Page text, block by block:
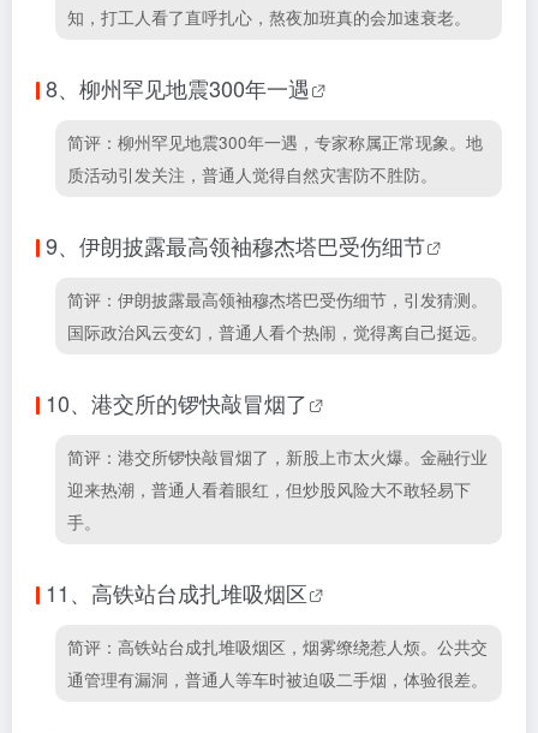
知，打工人看了直呼扎心，熬夜加班真的会加速衰老。
8、 柳州罕见地震300年一遇
简评：柳州罕见地震300年一遇，专家称属正常现象。地
质活动引发关注，普通人觉得自然灾害防不胜防。
9、 伊朗披露最高领袖穆杰塔巴受伤细节
简评：伊朗披露最高领袖穆杰塔巴受伤细节，引发猜测。
国际政治风云变幻，普通人看个热闹，觉得离自己挺远。
10、 港交所的锣快敲冒烟了
简评：港交所锣快敲冒烟了，新股上市太火爆。金融行业
迎来热潮，普通人看着眼红，但炒股风险大不敢轻易下
手。
11、 高铁站台成扎堆吸烟区
简评：高铁站台成扎堆吸烟区，烟雾缭绕惹人烦。公共交
通管理有漏洞，普通人等车时被迫吸二手烟，体验很差。